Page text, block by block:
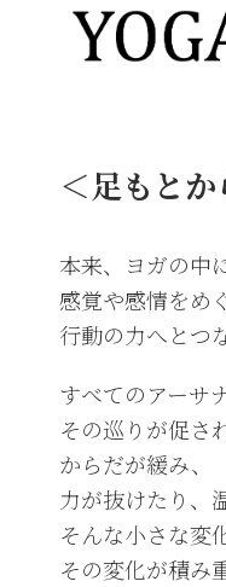
＜足もと
本来、ヨガの中
感覚や感情をめ
行動の力へとつ
すべてのアーサ
その巡りが促さ
からだが緩み、
力が抜けたり、
そんな小さな変
その変化が積み